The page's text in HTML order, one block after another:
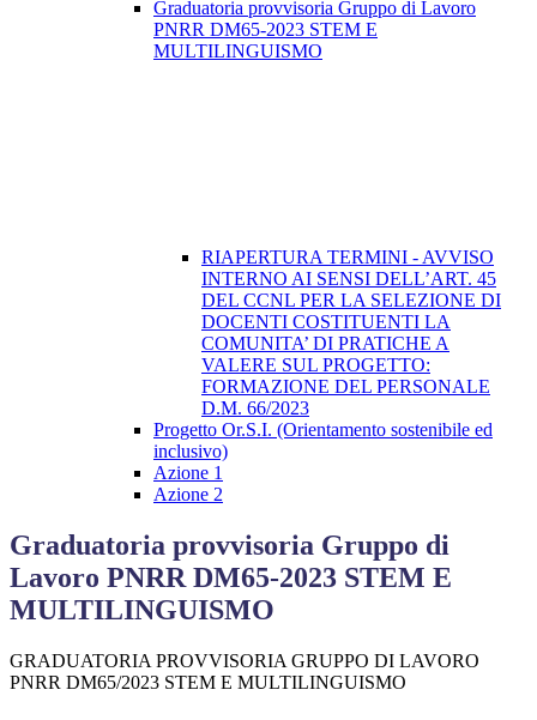
Graduatoria provvisoria Gruppo di Lavoro
PNRR DM65-2023 STEM E
MULTILINGUISMO
RIAPERTURA TERMINI - AVVISO
INTERNO AI SENSI DELL’ART. 45
DEL CCNL PER LA SELEZIONE DI
DOCENTI COSTITUENTI LA
COMUNITA’ DI PRATICHE A
VALERE SUL PROGETTO:
FORMAZIONE DEL PERSONALE
D.M. 66/2023
Progetto Or.S.I. (Orientamento sostenibile ed
inclusivo)
Azione 1
Azione 2
Graduatoria provvisoria Gruppo di
Lavoro PNRR DM65-2023 STEM E
MULTILINGUISMO
GRADUATORIA PROVVISORIA GRUPPO DI LAVORO
PNRR DM65/2023 STEM E MULTILINGUISMO